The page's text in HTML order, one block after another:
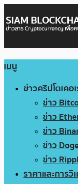
เมนู
ข่าวคริปโตเคอ
ข่าว
ข่าว
ข่าว
ข่าว
ข่าว
ราคาและการวิ